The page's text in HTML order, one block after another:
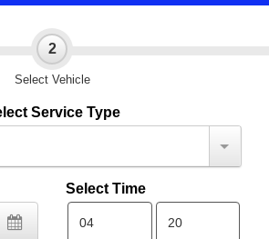
2
Select Vehicle
Service Type
Select Time